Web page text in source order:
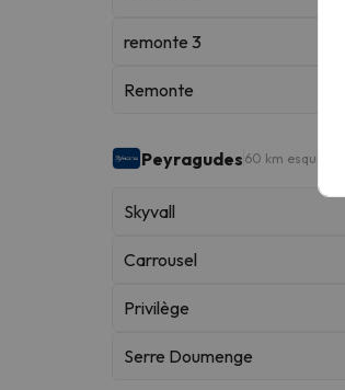
remonte 3
Remonte
Peyragudes 60 km esquiáveis
Skyvall
Carrousel
Privilège
Serre Doumenge